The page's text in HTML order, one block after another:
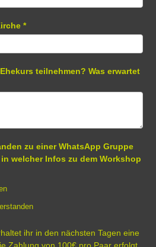
*
teilnehmen? Was erwartet
zu einer WhatsApp Gruppe
welcher Infos zu dem Workshop
ihr in den nächsten Tagen eine